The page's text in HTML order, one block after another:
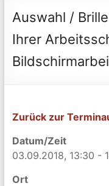
&
Contactlinsen
Auswahl /
Ihrer
Zurück zur
Datum/Zeit
03.09.2018, 13:30 -
Ort